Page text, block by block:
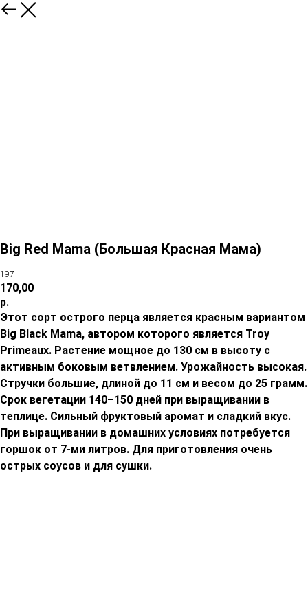
Big Red Mama (Большая Красная Мама)
197
170,00
р.
Этот сорт острого перца является красным вариантом
Big Black Mama, автором которого является Troy
Primeaux. Растение мощное до 130 см в высоту с
активным боковым ветвлением. Урожайность высокая.
Стручки большие, длиной до 11 см и весом до 25 грамм.
Срок вегетации 140–150 дней при выращивании в
теплице. Сильный фруктовый аромат и сладкий вкус.
При выращивании в домашних условиях потребуется
горшок от 7-ми литров. Для приготовления очень
острых соусов и для сушки.